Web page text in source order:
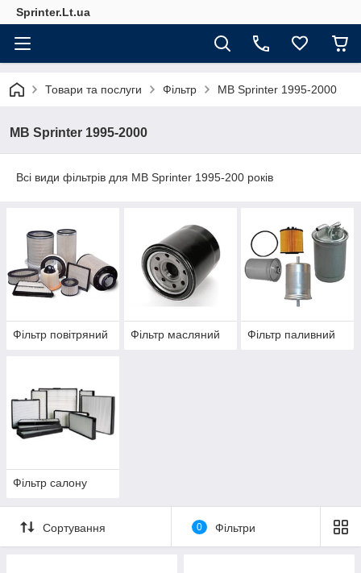
Sprinter.Lt.ua
Товари та послуги Фільтр MB Sprinter 1995-2000
MB Sprinter 1995-2000
Всі види фільтрів для MB Sprinter 1995-200 років
Фільтр повітряний Фільтр масляний Фільтр паливний
Фільтр салону
Сортування 0 Фільтри